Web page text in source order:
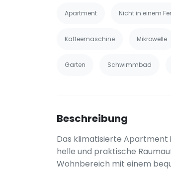
Apartment Nicht in einem
Kaffeemaschine Mikrowelle
Garten Schwimmbad
Beschreibung
Das klimatisierte Apartment
helle und praktische
Wohnbereich mit einem